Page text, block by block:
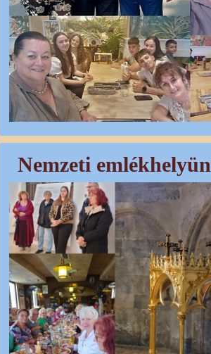
Nemzeti